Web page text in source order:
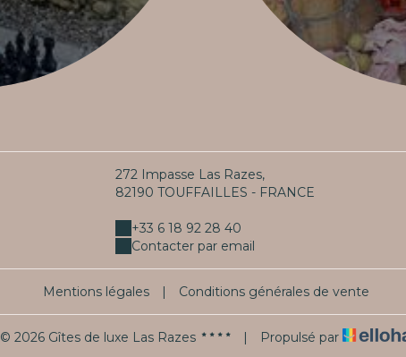
272 Impasse Las Razes,
82190 TOUFFAILLES - FRANCE
+33 6 18 92 28 40
Contacter par email
Mentions légales | Conditions générales de vente
© 2026 Gîtes de luxe Las Razes | Propulsé par